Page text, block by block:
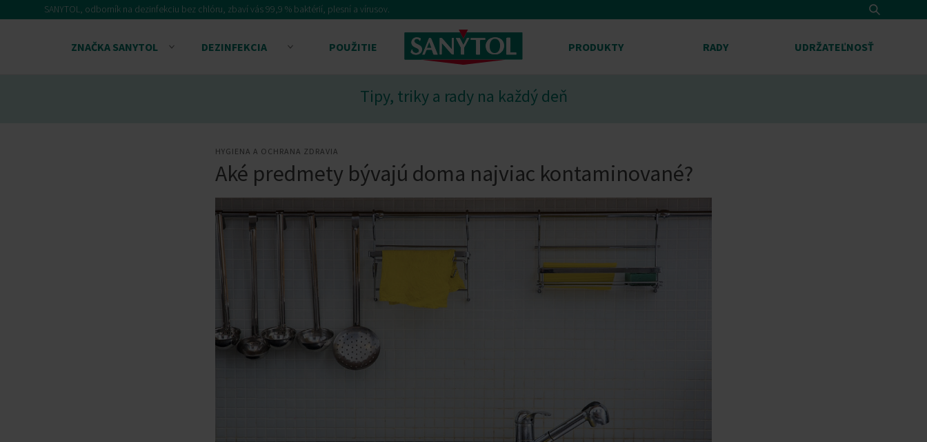
SANYTOL, odborník na dezinfekciu bez chlóru, zbaví vás 99,9 % baktérií, plesní a vírusov.
ZNAČKA SANYTOL DEZINFEKCIA POUŽITIE PRODUKTY RADY UDRŽATEĽNOSŤ
Tipy, triky a rady na každý deň
HYGIENA A OCHRANA ZDRAVIA
Aké predmety bývajú doma najviac kontaminované?